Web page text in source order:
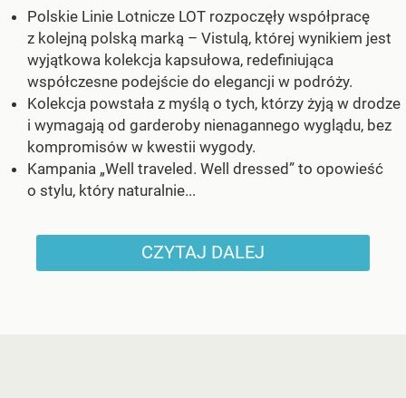
Polskie Linie Lotnicze LOT rozpoczęły współpracę
z kolejną polską marką – Vistulą, której wynikiem jest
wyjątkowa kolekcja kapsułowa, redefiniująca
współczesne podejście do elegancji w podróży.
Kolekcja powstała z myślą o tych, którzy żyją w drodze
i wymagają od garderoby nienagannego wyglądu, bez
kompromisów w kwestii wygody.
Kampania „Well traveled. Well dressed” to opowieść
o stylu, który naturalnie...
CZYTAJ DALEJ